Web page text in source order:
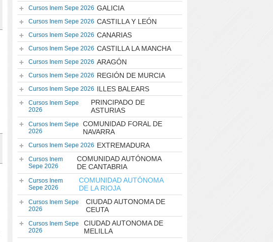
Cursos Inem Sepe 2026 GALICIA
Cursos Inem Sepe 2026 CASTILLA Y LEÓN
Cursos Inem Sepe 2026 CANARIAS
Cursos Inem Sepe 2026 CASTILLA LA MANCHA
Cursos Inem Sepe 2026 ARAGÓN
Cursos Inem Sepe 2026 REGIÓN DE MURCIA
Cursos Inem Sepe 2026 ILLES BALEARS
Cursos Inem Sepe
2026
PRINCIPADO DE
ASTURIAS
Cursos Inem Sepe
2026
COMUNIDAD FORAL DE
NAVARRA
Cursos Inem Sepe 2026 EXTREMADURA
Cursos Inem
Sepe 2026
COMUNIDAD AUTÓNOMA
DE CANTABRIA
Cursos Inem
Sepe 2026
COMUNIDAD AUTÓNOMA
DE LA RIOJA
Cursos Inem Sepe
2026
CIUDAD AUTONOMA DE
CEUTA
Cursos Inem Sepe
2026
CIUDAD AUTONOMA DE
MELILLA